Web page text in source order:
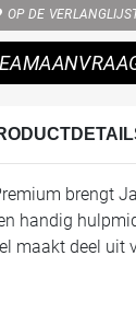
OP DE
brengt
handig
maakt deel uit